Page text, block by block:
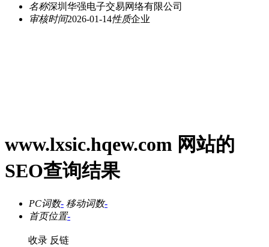
名称深圳华强电子交易网络有限公司
审核时间2026-01-14性质企业
www.lxsic.hqew.com 网站的
SEO查询结果
PC词数- 移动词数-
首页位置-
收录 反链